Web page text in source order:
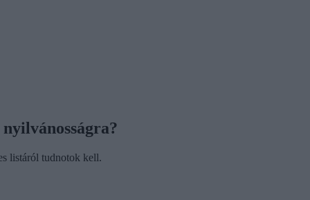
listáról tudnotok kell.